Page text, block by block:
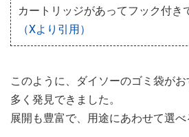
カートリッジがあってフック付き
（Xより引用）
このように、ダイソーのゴミ袋が
多く発見できました。
展開も豊富で、用途にあわせて選べ